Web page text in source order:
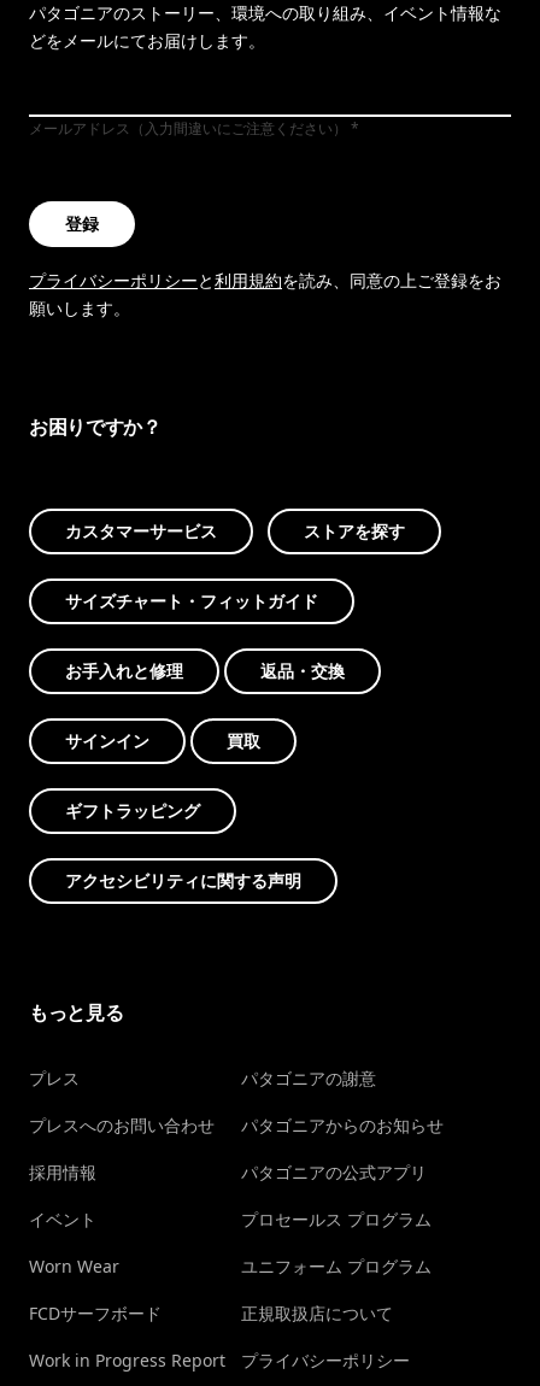
パタゴニアのストーリー、環境への取り組み、イベント情報な
どをメールにてお届けします。
メールアドレス（入力間違いにご注意ください）
登録
プライバシーポリシーと利用規約を読み、同意の上ご登録をお
願いします。
お困りですか？
カスタマーサービス ストアを探す
サイズチャート・フィットガイド
お手入れと修理 返品・交換
サインイン 買取
ギフトラッピング
アクセシビリティに関する声明
もっと見る
プレス
プレスへのお問い合わせ
採用情報
イベント
Worn Wear
FCDサーフボード
Work in Progress Report
パタゴニアの謝意
パタゴニアからのお知らせ
パタゴニアの公式アプリ
プロセールス プログラム
ユニフォーム プログラム
正規取扱店について
プライバシーポリシー